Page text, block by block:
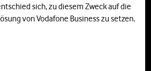
sich, zu diesem Zweck auf die
von Vodafone Business zu setzen.